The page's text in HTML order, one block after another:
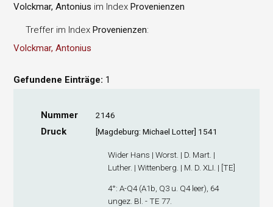
Volckmar, Antonius im IndexProvenienzen
Treffer im IndexProvenienzen:
Volckmar, Antonius
Gefundene Einträge: 1
Nummer 2146
Druck [Magdeburg: Michael Lotter] 1541
Wider Hans | Worst. | D. Mart. |
Luther. | Wittenberg. | M. D. XLI. | [TE]
4°: A-Q4(A1b, Q3 u. Q4 leer), 64
ungez. Bl. - TE 77.